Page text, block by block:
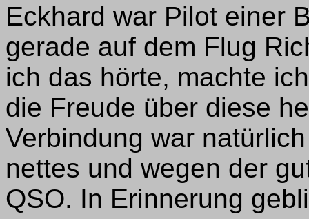
Eckhard war Pilot einer
gerade auf dem Flug
ich das hörte, machte
die Freude über diese
Verbindung war
nettes und wegen der
QSO. In Erinnerung